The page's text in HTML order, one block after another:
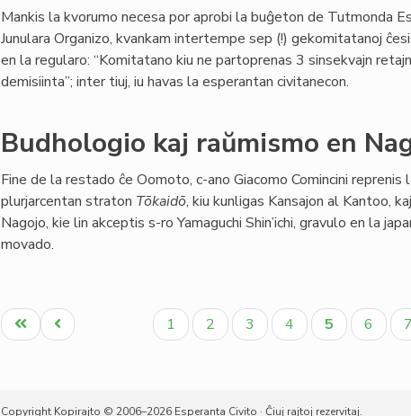
Mankis la kvorumo necesa por aprobi la buĝeton de Tutmonda
Junulara Organizo, kvankam intertempe sep (!) gekomitatanoj
en la regularo: “Komitatano kiu ne partoprenas 3 sinsekvajn
demisiinta”; inter tiuj, iu havas la esperantan civitanecon.
Budhologio kaj raŭmismo en
Fine de la restado ĉe Oomoto, c-ano Giacomo Comincini reprenis
plurjarcentan straton Tōkaidō, kiu kunligas Kansajon al Kantoo,
Nagojo, kie lin akceptis s-ro Yamaguchi Shin’ichi, gravulo en la
movado.
Pagination
Unua
paĝo
Antaŭa
paĝo
Paĝo
1 Paĝo
2 Paĝo
3 Paĝo
4
Aktuala
paĝo
5 Paĝo
6 7
Copyright Kopirajto © 2006–2026 Esperanta Civito · Ĉiuj rajtoj rezervitaj.